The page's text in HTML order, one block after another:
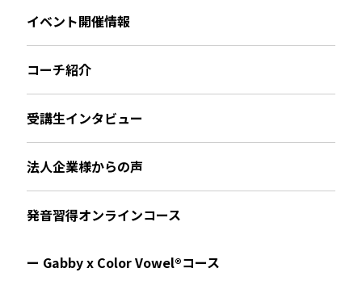
イベント開催情報
コーチ紹介
受講生インタビュー
法人企業様からの声
発音習得オンラインコース
ー Gabby x Color Vowel®︎コース